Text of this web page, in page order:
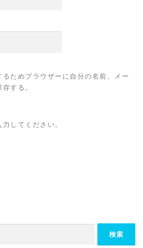
ためブラウザーに自分の名前、メー
する。
してください。